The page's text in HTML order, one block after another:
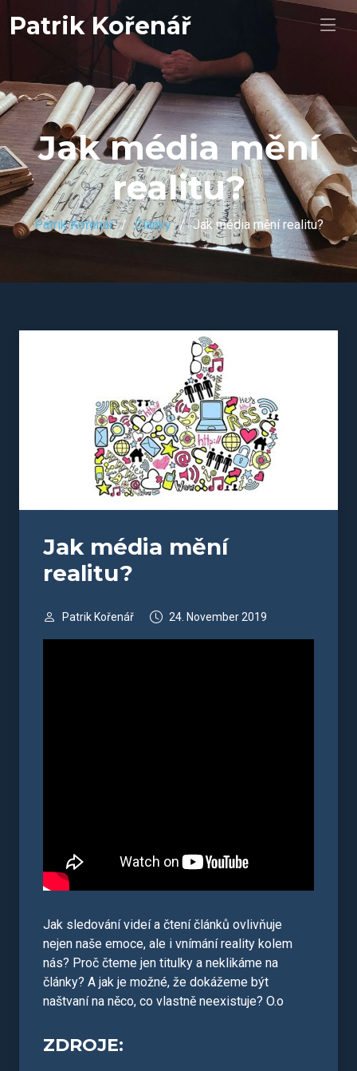
Patrik Kořenář
Jak média mění
realitu?
Patrik Kořenář Články Jak média mění realitu?
Jak média mění
realitu?
Patrik Kořenář 24. November 2019
Jak sledování videí a čtení článků ovlivňuje
nejen naše emoce, ale i vnímání reality kolem
nás? Proč čteme jen titulky a neklikáme na
články? A jak je možné, že dokážeme být
naštvaní na něco, co vlastně neexistuje? O.o
ZDROJE: